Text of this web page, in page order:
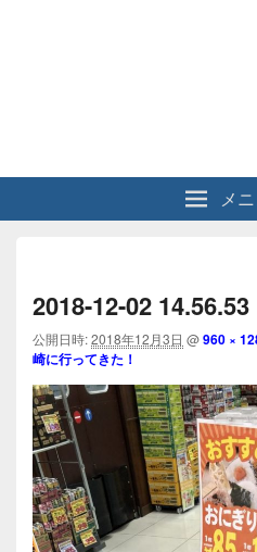
メ
2018-12-02 14.56.53
公開日時:2018年12月3日 @960 ×
崎に行ってきた！